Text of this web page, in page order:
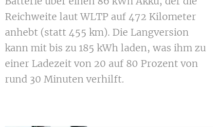
Reichweite laut WLTP auf 472 Kilometer
anhebt (statt 455 km). Die Langversion
kann mit bis zu 185 kWh laden, was ihm zu
einer Ladezeit von 20 auf 80 Prozent von
rund 30 Minuten verhilft.